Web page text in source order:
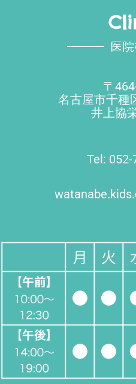
医
〒
名古屋市千
井上協
Tel: